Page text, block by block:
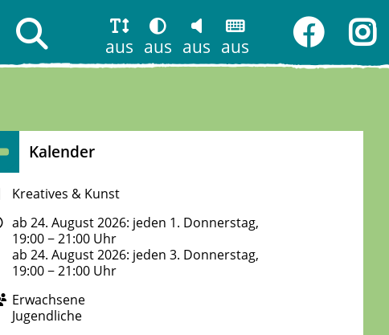
aus aus aus aus
Kalender
Kreatives & Kunst
ab 24. August 2026: jeden 1. Donnerstag,
19:00 − 21:00 Uhr
ab 24. August 2026: jeden 3. Donnerstag,
19:00 − 21:00 Uhr
Erwachsene
Jugendliche